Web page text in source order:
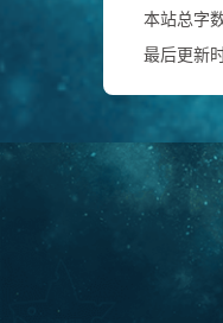
本站总字
最后更新